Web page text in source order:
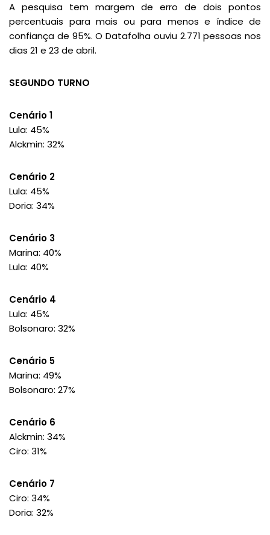
A pesquisa tem margem de erro de dois pontos
percentuais para mais ou para menos e índice de
confiança de 95%. O Datafolha ouviu 2.771 pessoas nos
dias 21 e 23 de abril.
SEGUNDO TURNO
Cenário 1
Lula: 45%
Alckmin: 32%
Cenário 2
Lula: 45%
Doria: 34%
Cenário 3
Marina: 40%
Lula: 40%
Cenário 4
Lula: 45%
Bolsonaro: 32%
Cenário 5
Marina: 49%
Bolsonaro: 27%
Cenário 6
Alckmin: 34%
Ciro: 31%
Cenário 7
Ciro: 34%
Doria: 32%